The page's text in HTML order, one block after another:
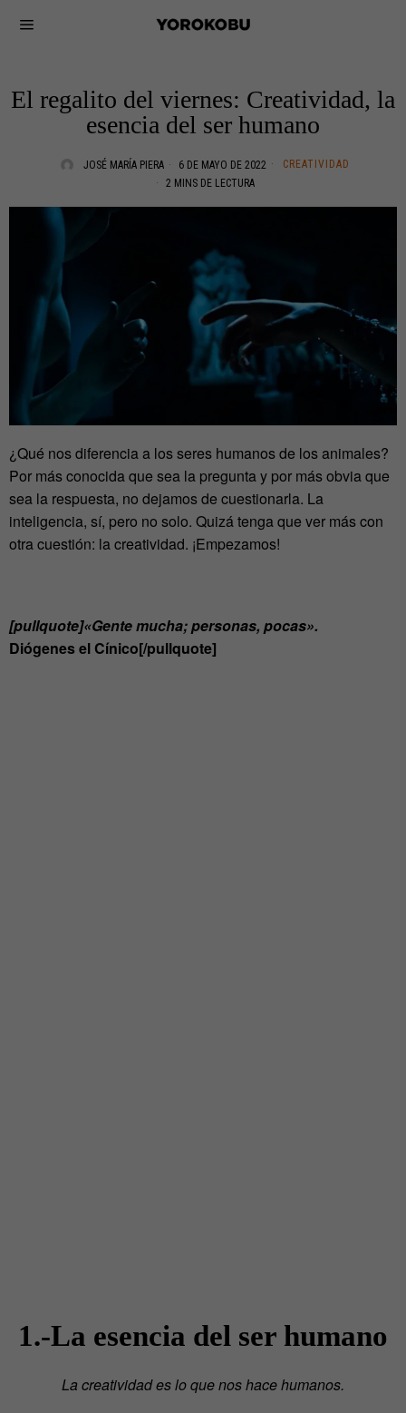
El regalito del viernes: Creatividad, la
esencia del ser humano
JOSÉ MARÍA PIERA 6 DE MAYO DE 2022
CREATIVIDAD
2 MINS DE LECTURA
¿Qué nos diferencia a los seres humanos de los animales?
Por más conocida que sea la pregunta y por más obvia que
sea la respuesta, no dejamos de cuestionarla. La
inteligencia, sí, pero no solo. Quizá tenga que ver más con
otra cuestión: la creatividad. ¡Empezamos!
[pullquote]«Gente mucha; personas, pocas».
Diógenes el Cínico[/pullquote]
1.-La esencia del ser humano
La creatividad es lo que nos hace humanos.